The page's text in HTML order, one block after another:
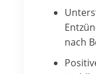
nach